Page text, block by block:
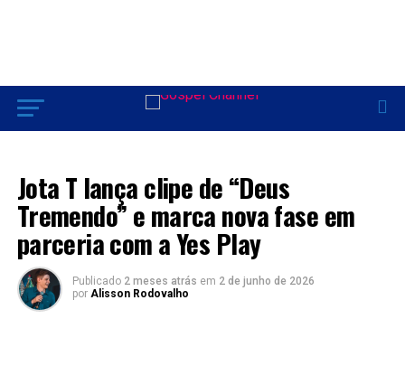
Jota T lança clipe de “Deus
Tremendo” e marca nova fase em
parceria com a Yes Play
Publicado 2 meses atrás em 2 de junho de 2026
por Alisson Rodovalho